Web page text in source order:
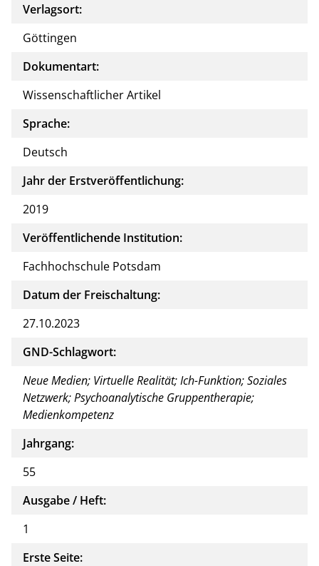
Verlagsort:
Göttingen
Dokumentart:
Wissenschaftlicher Artikel
Sprache:
Deutsch
Jahr der Erstveröffentlichung:
2019
Veröffentlichende Institution:
Fachhochschule Potsdam
Datum der Freischaltung:
27.10.2023
GND-Schlagwort:
Neue Medien; Virtuelle Realität; Ich-Funktion; Soziales
Netzwerk; Psychoanalytische Gruppentherapie;
Medienkompetenz
Jahrgang:
55
Ausgabe / Heft:
1
Erste Seite: